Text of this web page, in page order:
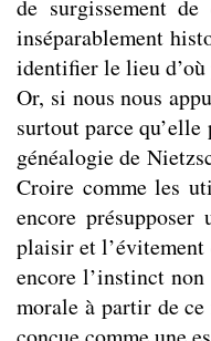
de surgissement
inséparablement
identifier le lieu
Or, si nous nous
surtout parce
généalogie de
Croire comme les
encore
plaisir et
encore l’instinct
morale à partir de